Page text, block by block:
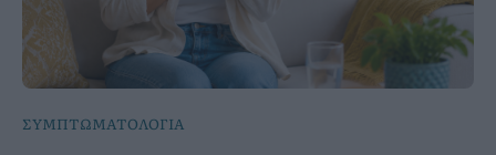
ΣΥΜΠΤΩΜΑΤΟΛΟΓΙΑ